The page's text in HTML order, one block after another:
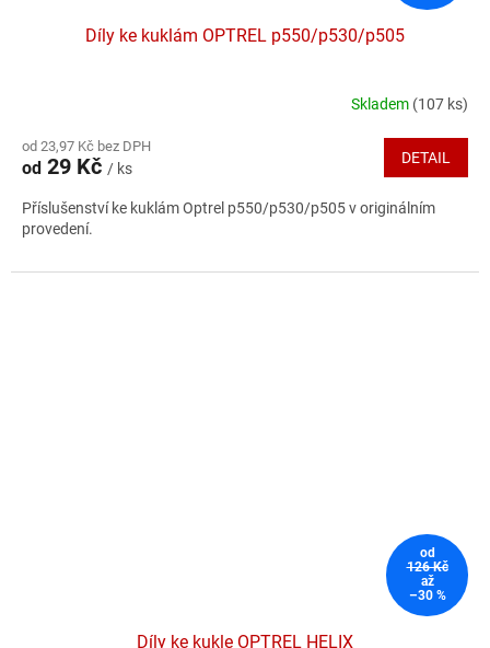
Díly ke kuklám OPTREL p550/p530/p505
produktu
je
z
5
Skladem (107 ks)
od 23,97 Kč bez DPH
od 29 Kč / ks
DETAIL
Příslušenství ke kuklám Optrel p550/p530/p505 v originálním
provedení.
od
126 Kč
až
–30 %
Díly ke kukle OPTREL HELIX